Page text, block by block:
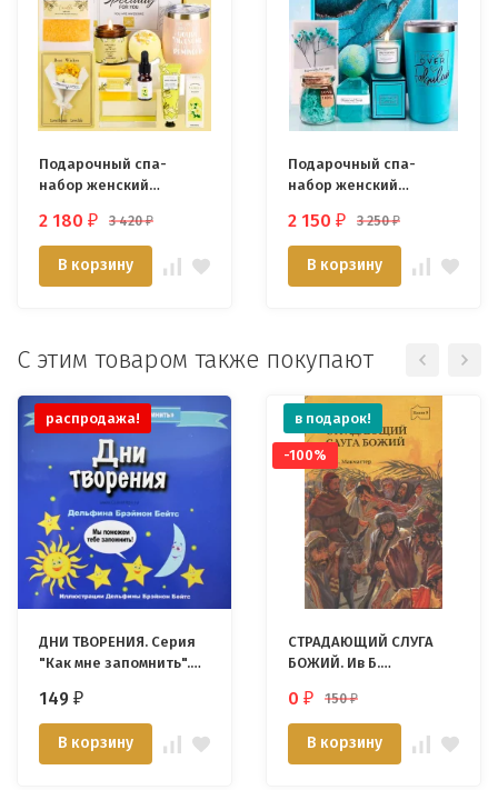
Подарочный спа-
набор женский
2 180 ₽ 3 420₽
В корзину
Подарочный спа-
набор женский
2 150 ₽ 3 250₽
В корзину
С этим товаром также покупают
распродажа!
ДНИ ТВОРЕНИЯ. Серия
"Как мне запомнить".
Бейтc
149 ₽
В корзину
в подарок!
-100%
СТРАДАЮЩИЙ СЛУГА
БОЖИЙ. Ив Б.
0 ₽ 150₽
В корзину